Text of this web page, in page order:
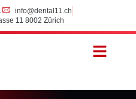
info@dental11.ch
11 8002 Zürich